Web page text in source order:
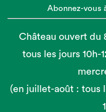
Abonnez-vous
Château ouvert du
tous les jours 10h-
(en juillet-août : tous